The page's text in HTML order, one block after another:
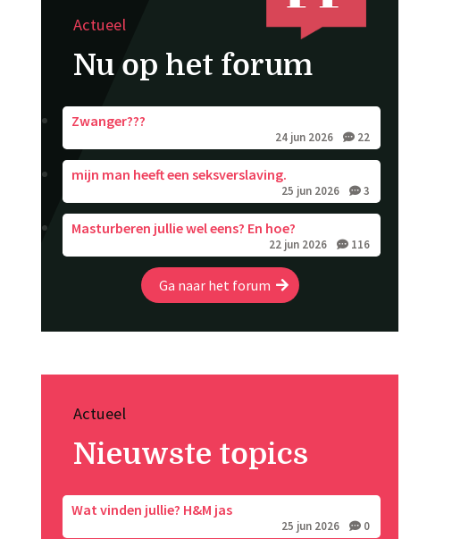
Actueel
Nu op het forum
Zwanger???
24 jun 2026 22
mijn man heeft een seksverslaving.
25 jun 2026 3
Masturberen jullie wel eens? En hoe?
22 jun 2026 116
Ga naar het forum
Actueel
Nieuwste topics
Wat vinden jullie? H&M jas
25 jun 2026 0